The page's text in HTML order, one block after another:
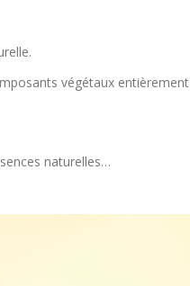
végétaux entièrement
naturelles…